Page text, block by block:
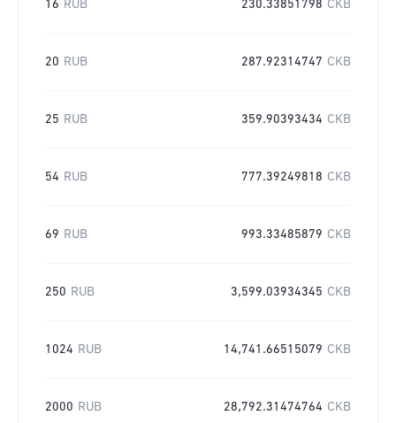
16 RUB 230.33851798 CKB
20 RUB 287.92314747 CKB
25 RUB 359.90393434 CKB
54 RUB 777.39249818 CKB
69 RUB 993.33485879 CKB
250 RUB 3,599.03934345 CKB
1024 RUB 14,741.66515079 CKB
2000 RUB 28,792.31474764 CKB